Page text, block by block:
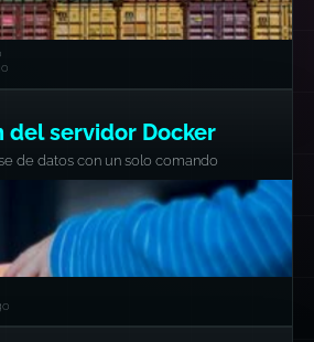
del servidor Docker
de datos con un solo comando